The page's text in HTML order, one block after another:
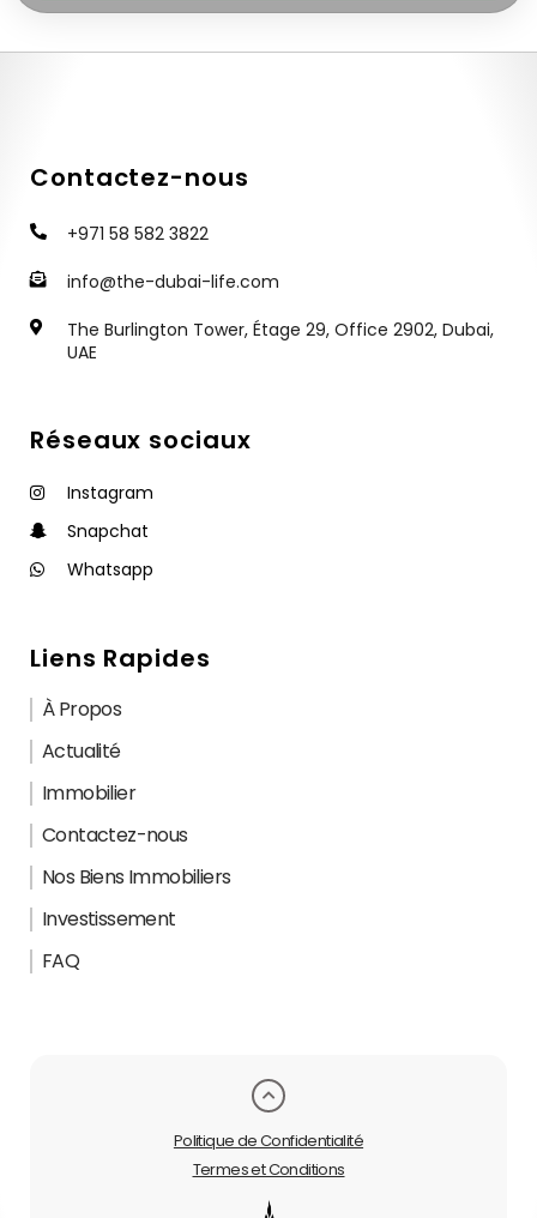
Contactez-nous
+971 58 582 3822
info@the-dubai-life.com
The Burlington Tower, Étage 29, Office 2902, Dubai,
UAE
Réseaux sociaux
Instagram
Snapchat
Whatsapp
Liens Rapides
À Propos
Actualité
Immobilier
Contactez-nous
Nos Biens Immobiliers
Investissement
FAQ
Politique de Confidentialité
Termes et Conditions